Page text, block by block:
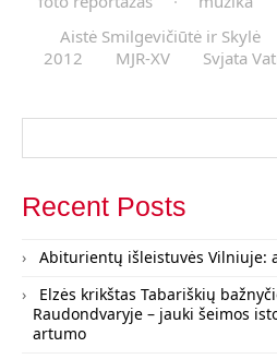
Aistė Smilgevičiūtė ir Skylė
2012
MJR-XV Svjata
Recent Posts
Abiturientų išleistuvės Vilniuje:
Elzės krikštas Tabariškių
Raudondvaryje – jauki šeimos
artumo